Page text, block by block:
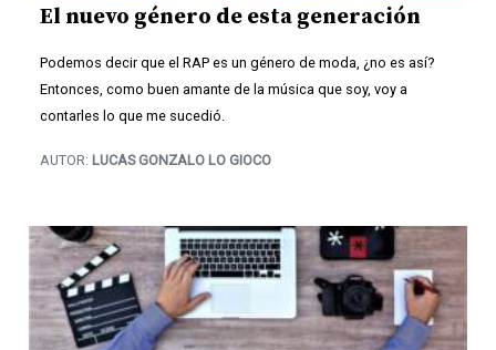
El nuevo género de esta generación
Podemos decir que el RAP es un género de moda, ¿no es así?
Entonces, como buen amante de la música que soy, voy a
contarles lo que me sucedió.
AUTOR: LUCAS GONZALO LO GIOCO